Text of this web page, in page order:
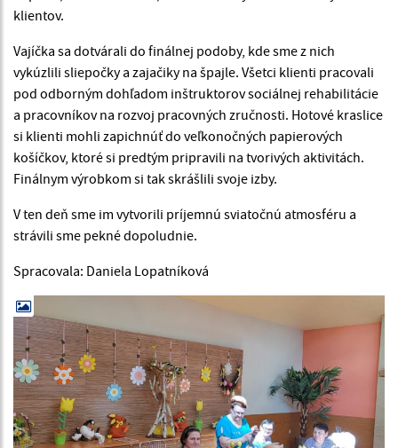
klientov.
Vajíčka sa dotvárali do finálnej podoby, kde sme z nich
vykúzlili sliepočky a zajačiky na špajle. Všetci klienti pracovali
pod odborným dohľadom inštruktorov sociálnej rehabilitácie
a pracovníkov na rozvoj pracovných zručnosti. Hotové kraslice
si klienti mohli zapichnúť do veľkonočných papierových
košíčkov, ktoré si predtým pripravili na tvorivých aktivitách.
Finálnym výrobkom si tak skrášlili svoje izby.
V ten deň sme im vytvorili príjemnú sviatočnú atmosféru a
strávili sme pekné dopoludnie.
Spracovala: Daniela Lopatníková